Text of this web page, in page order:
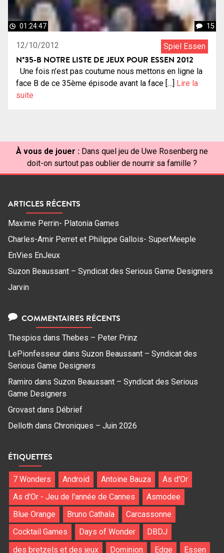
01:24:47 15
12/10/2012 Spiel Essen
N°35-B NOTRE LISTE DE JEUX POUR ESSEN 2012
Une fois n’est pas coutume nous mettons en ligne la
face B de ce 35ème épisode avant la face […] Lire la
suite
À vous de jouer : Dans quel jeu de Uwe Rosenberg ne
doit-on surtout pas oublier de nourrir sa famille ?
ARTICLES RÉCENTS
Maxime Perrin- Platonia Games
Charles-Amir Perret et Philippe Gallois- SuperMeeple
EnVies EnJeux
Suzon Beaussant – Syndicat des Serious Game Designers
Jarvin
COMMENTAIRES RÉCENTS
Thespios dans Thebes – Peter Prinz
LePionfesseur dans Suzon Beaussant – Syndicat des
Serious Game Designers
Ramiro dans Suzon Beaussant – Syndicat des Serious
Game Designers
Grovast dans Débrief
Delloth dans Chroniques – Juin 2026
ÉTIQUETTES
7 Wonders Android Antoine Bauza
As d'Or
As d'Or - Jeu de l'année de Cannes
Asmodee
Blue Orange
Bruno Cathala
Carcassonne
Cocktail Games
Days of Wonder
DBDJ
des bretzels et des jeux
Dominion Edge Essen